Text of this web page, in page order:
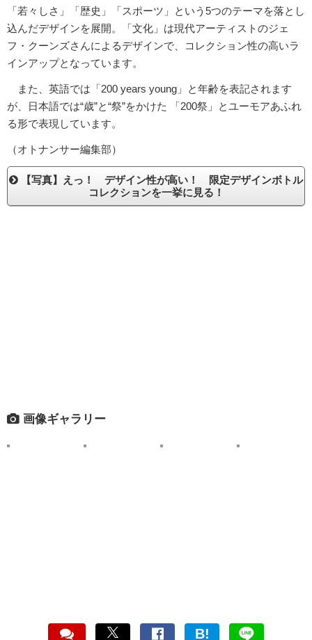
「若々しさ」「歴史」「スポーツ」という5つのテーマを落とし
込んだデザインを展開。「文化」は現代アーティストのジェ
フ・クーンズさんによるデザインで、コレクション性の高いラ
インアップとなっています。
また、英語では「200 years young」と年齢を表記されます
が、日本語では“歳”と“祭”をかけた 「200祭」とユーモアあふれ
る形で表現しています。
（オトナンサー編集部）
【写真】えっ！ デザイン性が高い！ 限定デザインボトル
コレクションを一挙に見る！
画像ギャラリー
B!